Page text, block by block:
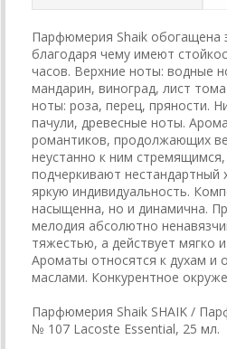
Парфюмерия Shaik обогащена
благодаря чему имеют
часов. Верхние ноты: водные
мандарин, виноград, лист
ноты: роза, перец, пряности.
пачули, древесные ноты.
романтиков, продолжающих
неустанно к ним
подчеркивают нестандартный
яркую индивидуальность.
насыщенна, но и динамична.
мелодия абсолютно
тяжестью, а действует мягко
Ароматы относятся к духам
маслами. Конкурентное
Парфюмерия Shaik SHAIK /
№ 107 Lacoste Essential, 25 мл.